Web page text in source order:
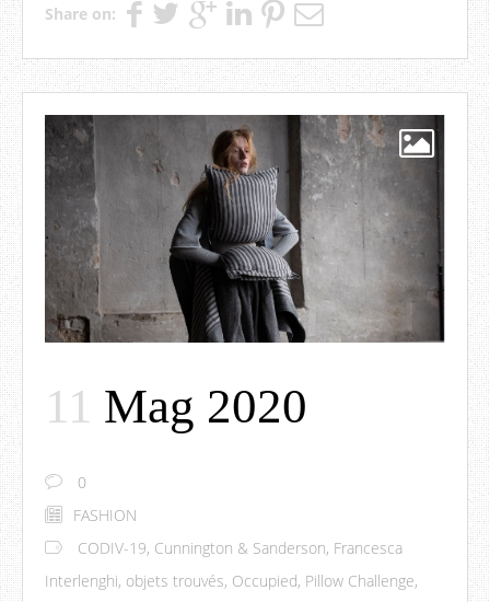
Share on:
11 Mag 2020
0
FASHION
CODIV-19, Cunnington & Sanderson, Francesca
Interlenghi, objets trouvés, Occupied, Pillow Challenge,